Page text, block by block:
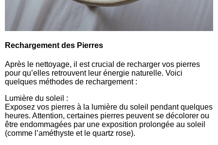
Rechargement des Pierres
Après le nettoyage, il est crucial de recharger vos pierres
pour qu’elles retrouvent leur énergie naturelle. Voici
quelques méthodes de rechargement :
Lumière du soleil :
Exposez vos pierres à la lumière du soleil pendant quelques
heures. Attention, certaines pierres peuvent se décolorer ou
être endommagées par une exposition prolongée au soleil
(comme l’améthyste et le quartz rose).